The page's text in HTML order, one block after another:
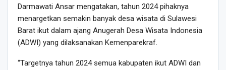
Darmawati Ansar mengatakan, tahun 2024 pihaknya
menargetkan semakin banyak desa wisata di Sulawesi
Barat ikut dalam ajang Anugerah Desa Wisata Indonesia
(ADWI) yang dilaksanakan Kemenparekraf.
“Targetnya tahun 2024 semua kabupaten ikut ADWI dan